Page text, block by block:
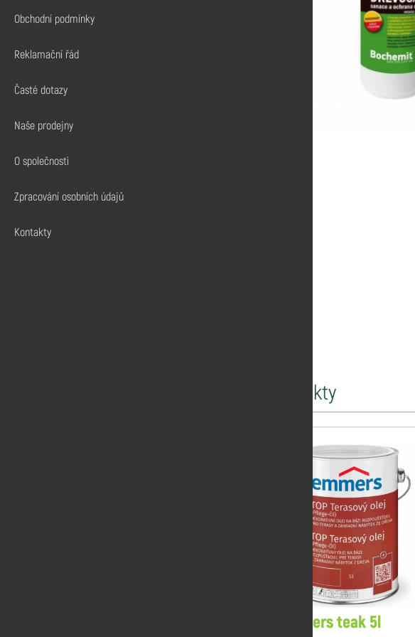
Palivo
Nátěry a impregnace
Dřevěné lišty
Lepidla a chemie
Další produkty
Olej Remmers teak 5l
Obchodní podmínky
Reklamační řád
Časté dotazy
Naše prodejny
O společnosti
Zpracování osobních údajů
Kontakty
Nátěry a impregnace
Dřevěné lišty